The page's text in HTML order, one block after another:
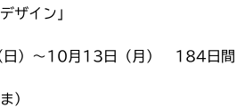
ザイン」
）～10月13日（月） 184日間
）